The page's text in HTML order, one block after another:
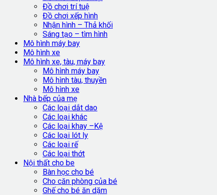
Đồ chơi trí tuệ
Đồ chơi xếp hình
Nhận hình – Thả khối
Sáng tạo – tìm hình
Mô hình máy bay
Mô hình xe
Mô hình xe, tàu, máy bay
Mô hình máy bay
Mô hình tàu, thuyền
Mô hình xe
Nhà bếp của mẹ
Các loại dắt dao
Các loại khác
Các loại khay –Kệ
Các loại lót ly
Các loại rế
Các loại thớt
Nội thất cho be
Bàn học cho bé
Cho căn phòng của bé
Ghế cho bé ăn dặm